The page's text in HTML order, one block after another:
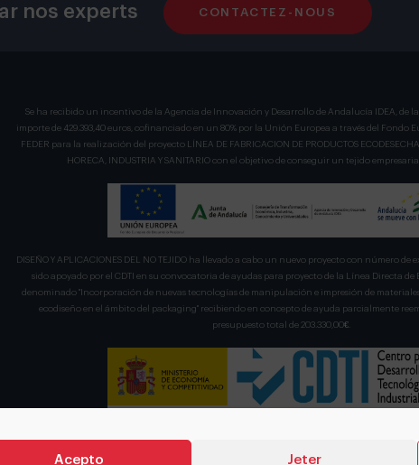
Acepto Jeter
nos experts CONTACTEZ-NOUS
Se ha recibido un incentivo de la Agencia de Innovación y Desarrollo de Andalucía IDEA, de
importe de 429.393,40 euros, cofinanciado en un 80% por la Unión Europea a través del Fondo
FEDER para la realización del proyecto LÍNEA DE FABRICACION DE PRODUCTOS
HORECA, INDUSTRIA Y SANITARIO con el objetivo de conseguir un tejido
DISEÑO Y APLICACIONES DEL NO TEJIDO ha llevado a cabo un nuevo proyecto con número de
sido apoyado por el CDTI en su convocatoria de ayudas para proyecto de la Línea Directa
denominado "Incorporación de nuevas tecnologías de manipulación e impresión de
ecodiseño en el ámbito del packaging" recibiendo en concepto de ayuda parcialmente
presupuesto total de 203.330,00€.